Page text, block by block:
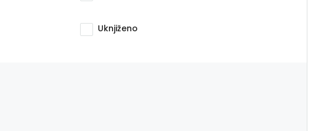
Uknjiženo